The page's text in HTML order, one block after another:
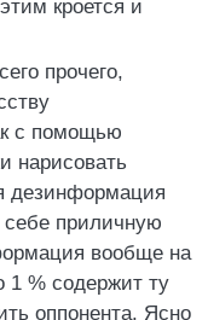
кроется и
прочего,
с помощью
нарисовать
дезинформация
себе приличную
вообще на
1 % содержит ту
оппонента. Ясно